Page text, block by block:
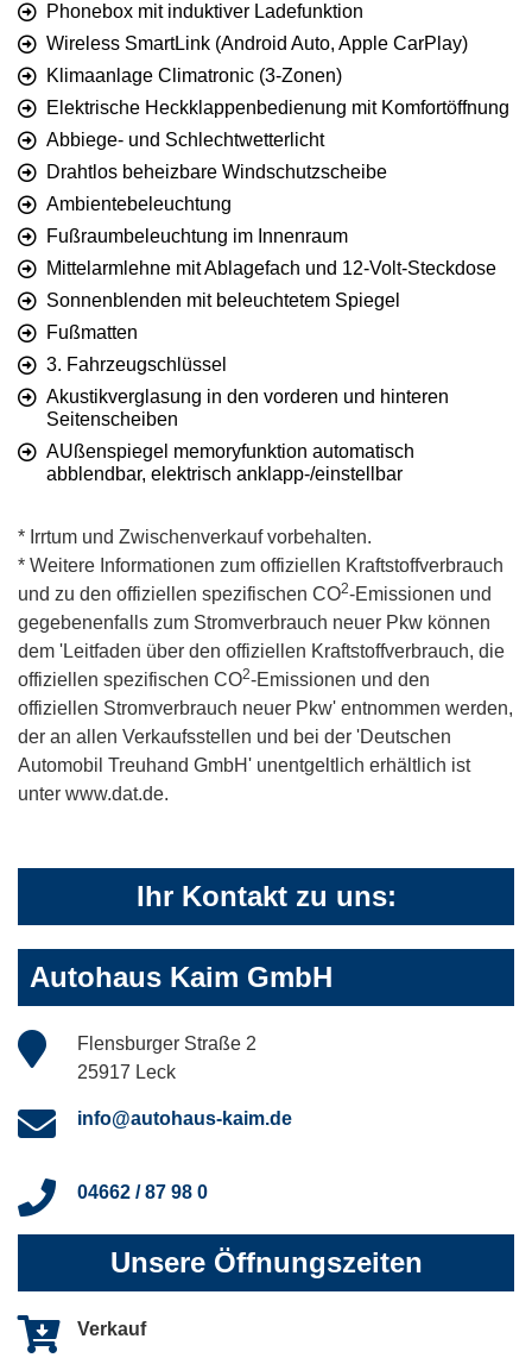
Phonebox mit induktiver Ladefunktion
Wireless SmartLink (Android Auto, Apple CarPlay)
Klimaanlage Climatronic (3-Zonen)
Elektrische Heckklappenbedienung mit Komfortöffnung
Abbiege- und Schlechtwetterlicht
Drahtlos beheizbare Windschutzscheibe
Ambientebeleuchtung
Fußraumbeleuchtung im Innenraum
Mittelarmlehne mit Ablagefach und 12-Volt-Steckdose
Sonnenblenden mit beleuchtetem Spiegel
Fußmatten
3. Fahrzeugschlüssel
Akustikverglasung in den vorderen und hinteren
Seitenscheiben
AUßenspiegel memoryfunktion automatisch
abblendbar, elektrisch anklapp-/einstellbar
* Irrtum und Zwischenverkauf vorbehalten.
* Weitere Informationen zum offiziellen Kraftstoffverbrauch
und zu den offiziellen spezifischen CO2-Emissionen und
gegebenenfalls zum Stromverbrauch neuer Pkw können
dem 'Leitfaden über den offiziellen Kraftstoffverbrauch, die
offiziellen spezifischen CO2-Emissionen und den
offiziellen Stromverbrauch neuer Pkw' entnommen werden,
der an allen Verkaufsstellen und bei der 'Deutschen
Automobil Treuhand GmbH' unentgeltlich erhältlich ist
unter www.dat.de.
Ihr Kontakt zu uns:
Autohaus Kaim GmbH
Flensburger Straße 2
25917 Leck
info@autohaus-kaim.de
04662 / 87 98 0
Unsere Öffnungszeiten
Verkauf